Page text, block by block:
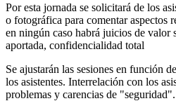
Por esta jornada se solicitará de los
o fotográfica para comentar aspectos
en ningún caso habrá juicios de valor
aportada, confidencialidad total
Se ajustarán las sesiones en función
los asistentes. Interrelación con los
problemas y carencias de "seguridad".